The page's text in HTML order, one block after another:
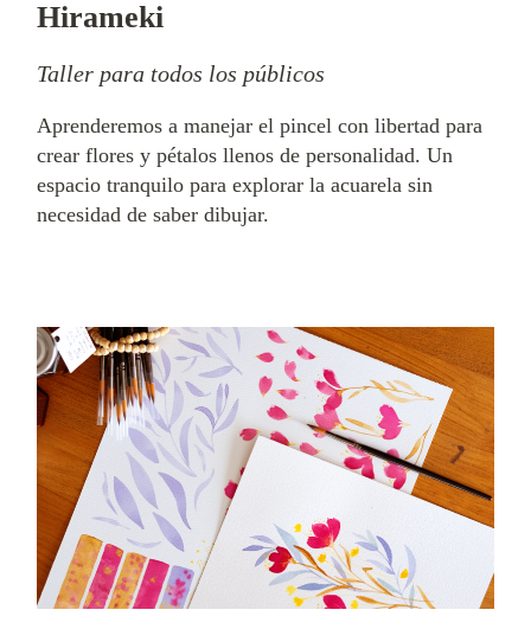
Hirameki
Taller para todos los públicos
Aprenderemos a manejar el pincel con libertad para
crear flores y pétalos llenos de personalidad. Un
espacio tranquilo para explorar la acuarela sin
necesidad de saber dibujar.